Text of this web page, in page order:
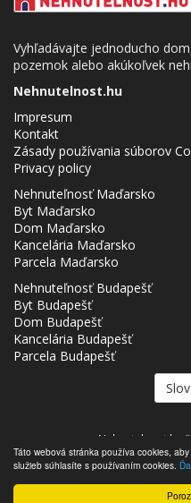
Táto webová stránka používa cookies,
služieb súhlasíte s používaním cookies.
Vyhľadávajte jednoducho
pozemok alebo akúkoľvek
Nehnutelnost.hu
Impresum
Kontakt
Zásady používania súborov
Privacy policy
Nehnuteľnosť Maďarsko
Byt Maďarsko
Dom Maďarsko
Kancelária Maďarsko
Parcela Maďarsko
Nehnuteľnosť Budapešť
Byt Budapešť
Dom Budapešť
Kancelária Budapešť
Parcela Budapešť
Nehnutelnost.hu
- Nehnutelnost.hu ©